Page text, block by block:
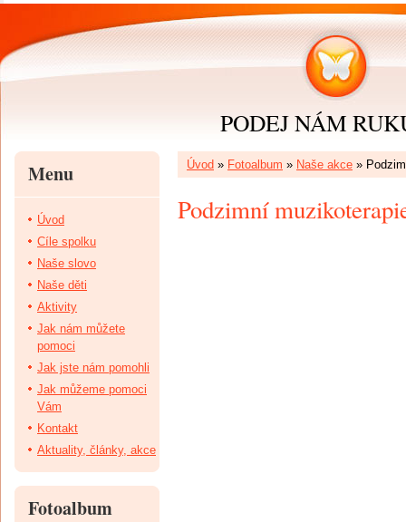
PODEJ NÁM
Úvod » Fotoalbum » Naše akce »
Podzimní
Menu
Úvod
Cíle spolku
Naše slovo
Naše děti
Aktivity
Jak nám můžete
pomoci
Jak jste nám pomohli
Jak můžeme pomoci
Vám
Kontakt
Aktuality, články, akce
Fotoalbum